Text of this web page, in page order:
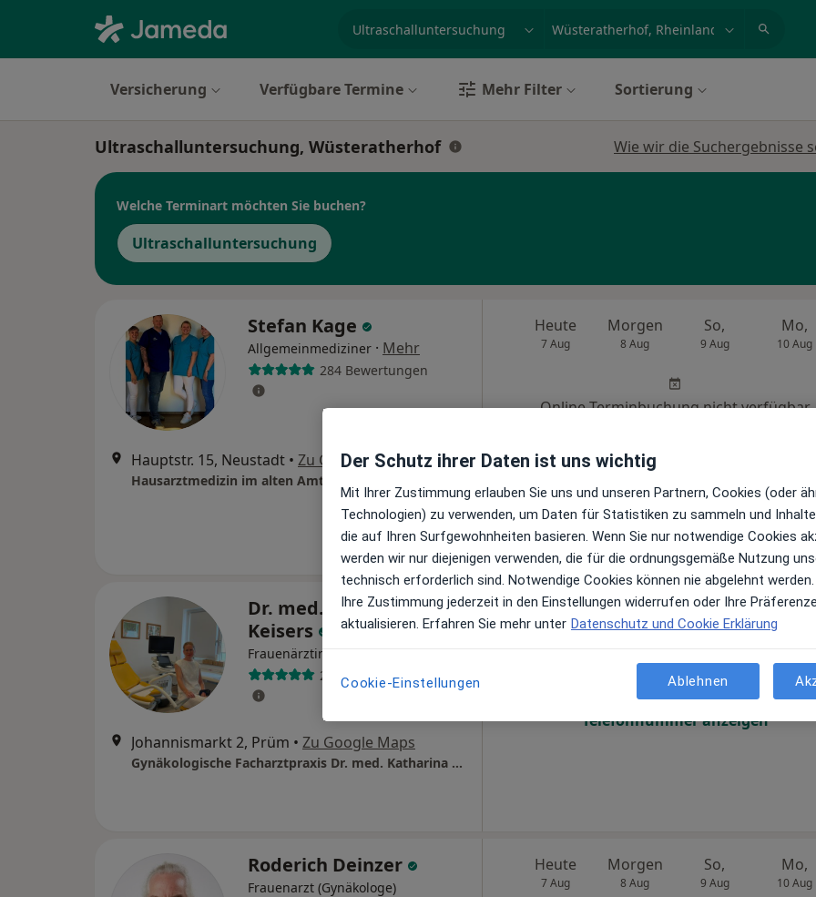
Versicherung Verfügbare Termine Mehr Filter Sortierung
Ultraschalluntersuchung, Wüsteratherhof Wie wir die Suchergebnisse
Welche Terminart möchten Sie buchen?
Ultraschalluntersuchung
Stefan Kage
Allgemeinmediziner · Mehr
284 Bewertungen
Hauptstr. 15, Neustadt • Zu Google Maps
Hausarztmedizin im alten Amt
Heute
7 Aug
Morgen
8 Aug
So,
9 Aug
Mo,
10 Aug
Online-Terminbuchung nicht verfügbar
Dr. med. Katharina
Keisers
Frauenärztin (Gynäkologin)
263 Bewertungen
Johannismarkt 2, Prüm • Zu Google Maps
Gynäkologische Facharztpraxis Dr. med. Katharina Keisers
Heute
7 Aug
Morgen
8 Aug
So,
9 Aug
Mo,
10 Aug
Online-Terminbuchung nicht verfügbar
Telefonnummer anzeigen
Roderich Deinzer
Frauenarzt (Gynäkologe)
Heute
7 Aug
Morgen
8 Aug
So,
9 Aug
Mo,
10 Aug
Der Schutz ihrer Daten ist uns wichtig
Mit Ihrer Zustimmung erlauben Sie uns und unseren Partnern, Cookies (oder
Technologien) zu verwenden, um Daten für Statistiken zu sammeln und
die auf Ihren Surfgewohnheiten basieren. Wenn Sie nur notwendige Cookies
werden wir nur diejenigen verwenden, die für die ordnungsgemäße Nutzung
technisch erforderlich sind. Notwendige Cookies können nie abgelehnt werden.
Ihre Zustimmung jederzeit in den Einstellungen widerrufen oder Ihre
aktualisieren. Erfahren Sie mehr unter Datenschutz und Cookie Erklärung
Cookie-Einstellungen Ablehnen